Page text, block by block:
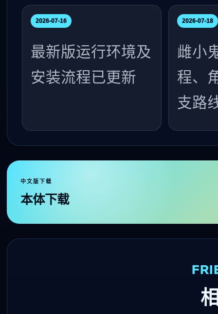
2026-07-16
最新版运行环境及
安装流程已更新
2026-07-18
雌小
程、
支路
中文版下载
本体下载